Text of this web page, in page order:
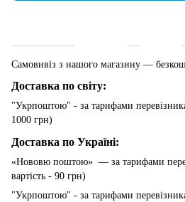
Самовивіз з нашого магазину —
Доставка по світу:
"Укрпоштою" - за тарифами
1000 грн)
Доставка по Україні:
«Нововю поштою» — за тарифами
вартість - 90 грн)
"Укрпоштою" - за тарифами